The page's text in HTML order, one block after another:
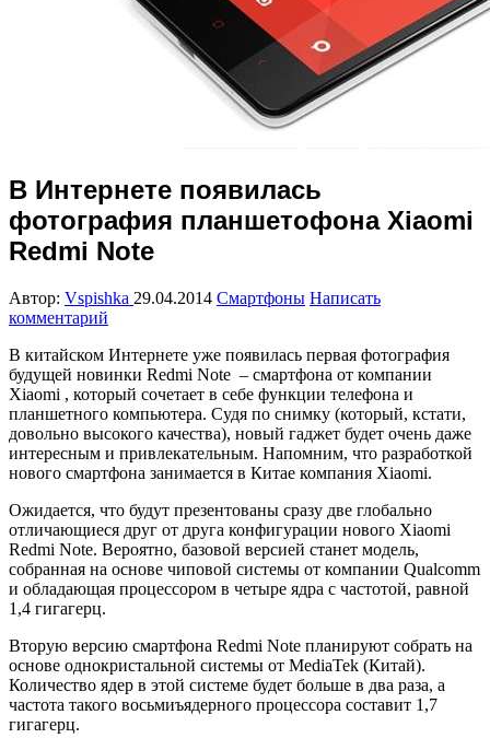
В Интернете появилась
фотография планшетофона Xiaomi
Redmi Note
Автор: Vspishka 29.04.2014 Смартфоны Написать
комментарий
В китайском Интернете уже появилась первая фотография
будущей новинки Redmi Note – смартфона от компании
Xiaomi , который сочетает в себе функции телефона и
планшетного компьютера. Судя по снимку (который, кстати,
довольно высокого качества), новый гаджет будет очень даже
интересным и привлекательным. Напомним, что разработкой
нового смартфона занимается в Китае компания Xiaomi.
Ожидается, что будут презентованы сразу две глобально
отличающиеся друг от друга конфигурации нового Xiaomi
Redmi Note. Вероятно, базовой версией станет модель,
собранная на основе чиповой системы от компании Qualcomm
и обладающая процессором в четыре ядра с частотой, равной
1,4 гигагерц.
Вторую версию смартфона Redmi Note планируют собрать на
основе однокристальной системы от MediaTek (Китай).
Количество ядер в этой системе будет больше в два раза, а
частота такого восьмиъядерного процессора составит 1,7
гигагерц.